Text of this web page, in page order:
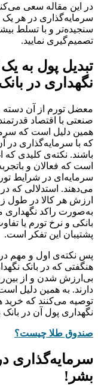
در این مقاله سعی
سرمایه‌گذاری در هر یک
سنجیده‌تر و با تسلط
تصمیم‌گیری نمایید.
تبدیل پول به
نگهداری در
معضل تورم از آن
صنعتی با اقتصاد
همین دلیل است که
که با سرمایه‌گذاری در
باشند. نکته‌ی کلیدی که
است که فعالان و
سرمایه‌‌‌‌‌‌‌‌‌‌‌‌‌‌‌‌‌‌‌‌‌‌‌‌‌‌‌‌‌‌‌‌‌‌‌‌‌‌‌‌‌‌‌‌‌‌‌‌‌‌‌‌‌‌‌‌‌‌‌‌‌‌‌‌‌‌‌‌‌‌‌‌‌‌‌‌‌‌‌‌ای در شرایط
می‌دهند. استدلالی که
ارزش هر کالا در طول
به‌صورت راکد نگهداری
بانکی و نرخ تورم یا
پشتیبان این تفکر است.
پس نکته‌ی اول و مهم
هنگفتی که در بانک
بی‌ارزش شدن و از
دارند. به همین دلیل
توصیه می‌کنند که خرید
نگهداری پول آن در
صندوق طلا چیست؟
سرمایه‌گذاری
بشر!